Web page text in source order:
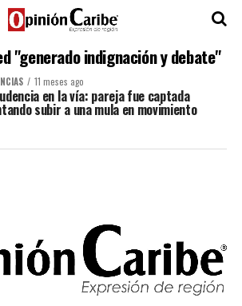
"generado indignación y debate"
11 meses ago
en la vía: pareja fue captada
subir a una mula en movimiento